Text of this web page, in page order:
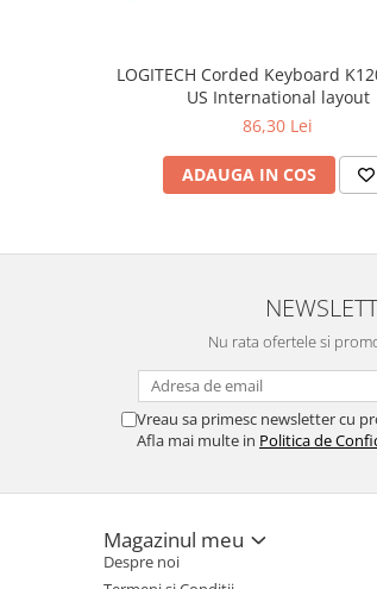
LOGITECH Corded Keyboard
US International layout
86,30 Lei
ADAUGA IN COS
Nu rata ofertele si
Vreau sa primesc newsletter cu
Afla mai multe in Politica de
Magazinul meu
Despre noi